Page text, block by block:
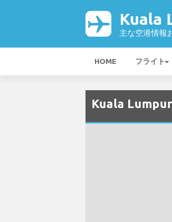
Kuala
主な空港情報
HOME フライト
Kuala